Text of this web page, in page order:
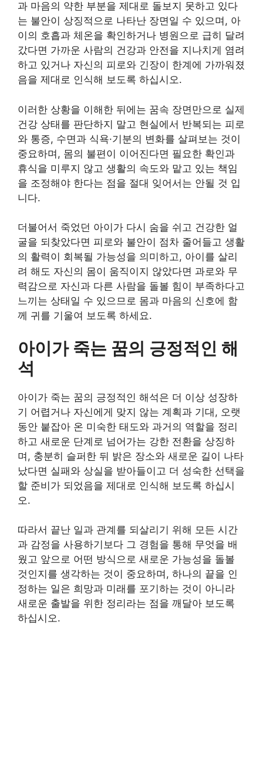
과 마음의 약한 부분을 제대로 돌보지 못하고 있다
는 불안이 상징적으로 나타난 장면일 수 있으며, 아
이의 호흡과 체온을 확인하거나 병원으로 급히 달려
갔다면 가까운 사람의 건강과 안전을 지나치게 염려
하고 있거나 자신의 피로와 긴장이 한계에 가까워졌
음을 제대로 인식해 보도록 하십시오.
이러한 상황을 이해한 뒤에는 꿈속 장면만으로 실제
건강 상태를 판단하지 말고 현실에서 반복되는 피로
와 통증, 수면과 식욕·기분의 변화를 살펴보는 것이
중요하며, 몸의 불편이 이어진다면 필요한 확인과
휴식을 미루지 않고 생활의 속도와 맡고 있는 책임
을 조정해야 한다는 점을 절대 잊어서는 안될 것 입
니다.
더불어서 죽었던 아이가 다시 숨을 쉬고 건강한 얼
굴을 되찾았다면 피로와 불안이 점차 줄어들고 생활
의 활력이 회복될 가능성을 의미하고, 아이를 살리
려 해도 자신의 몸이 움직이지 않았다면 과로와 무
력감으로 자신과 다른 사람을 돌볼 힘이 부족하다고
느끼는 상태일 수 있으므로 몸과 마음의 신호에 함
께 귀를 기울여 보도록 하세요.
아이가 죽는 꿈의 긍정적인 해
석
아이가 죽는 꿈의 긍정적인 해석은 더 이상 성장하
기 어렵거나 자신에게 맞지 않는 계획과 기대, 오랫
동안 붙잡아 온 미숙한 태도와 과거의 역할을 정리
하고 새로운 단계로 넘어가는 강한 전환을 상징하
며, 충분히 슬퍼한 뒤 밝은 장소와 새로운 길이 나타
났다면 실패와 상실을 받아들이고 더 성숙한 선택을
할 준비가 되었음을 제대로 인식해 보도록 하십시
오.
따라서 끝난 일과 관계를 되살리기 위해 모든 시간
과 감정을 사용하기보다 그 경험을 통해 무엇을 배
웠고 앞으로 어떤 방식으로 새로운 가능성을 돌볼
것인지를 생각하는 것이 중요하며, 하나의 끝을 인
정하는 일은 희망과 미래를 포기하는 것이 아니라
새로운 출발을 위한 정리라는 점을 깨달아 보도록
하십시오.